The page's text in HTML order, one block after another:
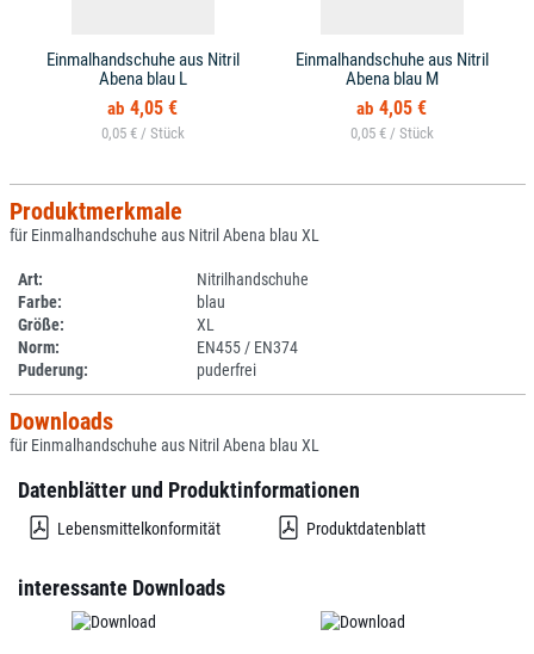
Einmalhandschuhe aus Nitril
Abena blau L
4,05 €
0,05 € /
Einmalhandschuhe aus Nitril
Abena blau M
4,05 €
0,05 € /
Produktmerkmale
für Einmalhandschuhe aus Nitril Abena blau XL
Art:
Nitrilhandschuhe
Farbe:
blau
Größe:
XL
Norm:
EN455 / EN374
Puderung:
puderfrei
Downloads
für Einmalhandschuhe aus Nitril Abena blau XL
Datenblätter und Produktinformationen
Lebensmittelkonformität Produktdatenblatt
interessante Downloads